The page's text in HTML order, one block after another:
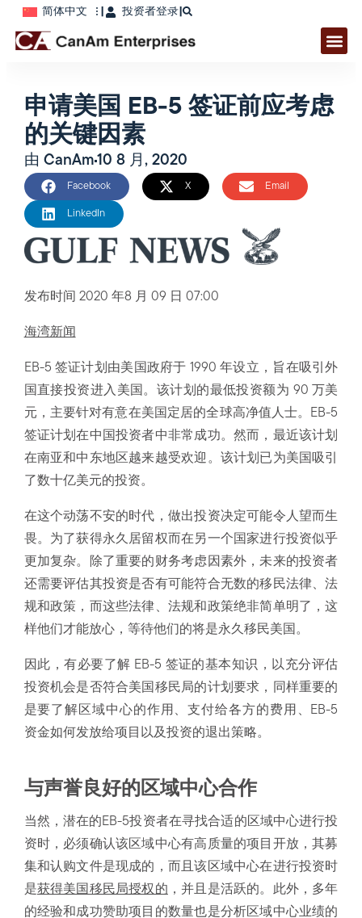
简体中文 投资者登录 |
申请美国 EB-5 签证前应考虑
的关键因素
由 CanAm10 8 月, 2020
Facebook X Email
LinkedIn
发布时间 2020 年8 月 09 日 07:00
海湾新闻
EB-5 签证计划由美国政府于 1990 年设立，旨在吸引外
国直接投资进入美国。该计划的最低投资额为 90 万美
元，主要针对有意在美国定居的全球高净值人士。EB-5
签证计划在中国投资者中非常成功。然而，最近该计划
在南亚和中东地区越来越受欢迎。该计划已为美国吸引
了数十亿美元的投资。
在这个动荡不安的时代，做出投资决定可能令人望而生
畏。为了获得永久居留权而在另一个国家进行投资似乎
更加复杂。除了重要的财务考虑因素外，未来的投资者
还需要评估其投资是否有可能符合无数的移民法律、法
规和政策，而这些法律、法规和政策绝非简单明了，这
样他们才能放心，等待他们的将是永久移民美国。
因此，有必要了解 EB-5 签证的基本知识，以充分评估
投资机会是否符合美国移民局的计划要求，同样重要的
是要了解区域中心的作用、支付给各方的费用、EB-5
资金如何发放给项目以及投资的退出策略。
与声誉良好的区域中心合作
当然，潜在的EB-5投资者在寻找合适的区域中心进行投
资时，必须确认该区域中心有高质量的项目开放，其募
集和认购文件是现成的，而且该区域中心在进行投资时
是获得美国移民局授权的 ，并且是活跃的。此外，多年
的经验和成功赞助项目的数量也是分析区域中心业绩的